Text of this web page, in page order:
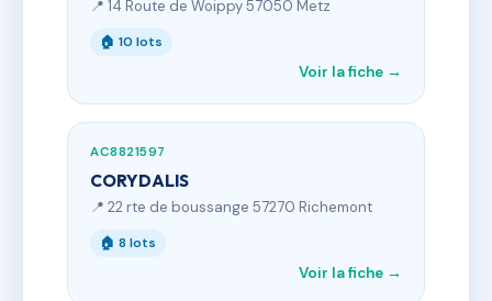
📍 14 Route de Woippy 57050 Metz
🏠 10 lots
Voir la fiche →
AC8821597
CORYDALIS
📍 22 rte de boussange 57270 Richemont
🏠 8 lots
Voir la fiche →